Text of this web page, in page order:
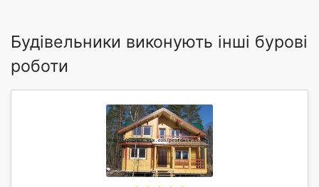
Будівельники виконують інші бурові
роботи